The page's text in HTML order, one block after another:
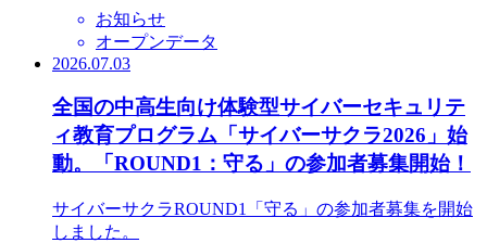
お知らせ
オープンデータ
2026.07.03
全国の中高生向け体験型サイバーセキュリテ
ィ教育プログラム「サイバーサクラ2026」始
動。「ROUND1：守る」の参加者募集開始！
サイバーサクラROUND1「守る」の参加者募集を開始
しました。